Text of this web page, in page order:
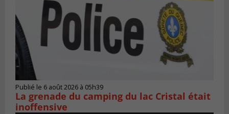
Publié le 6 août 2026 à 05h39
La grenade du camping du lac Cristal était
inoffensive